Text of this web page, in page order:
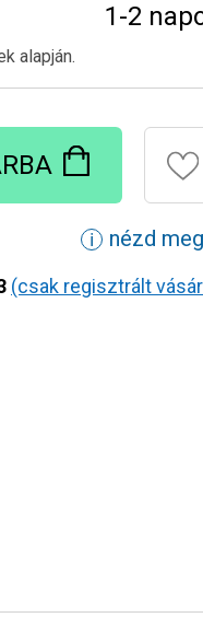
1-2
alapján.
ℹ nézd
(csak regisztrált